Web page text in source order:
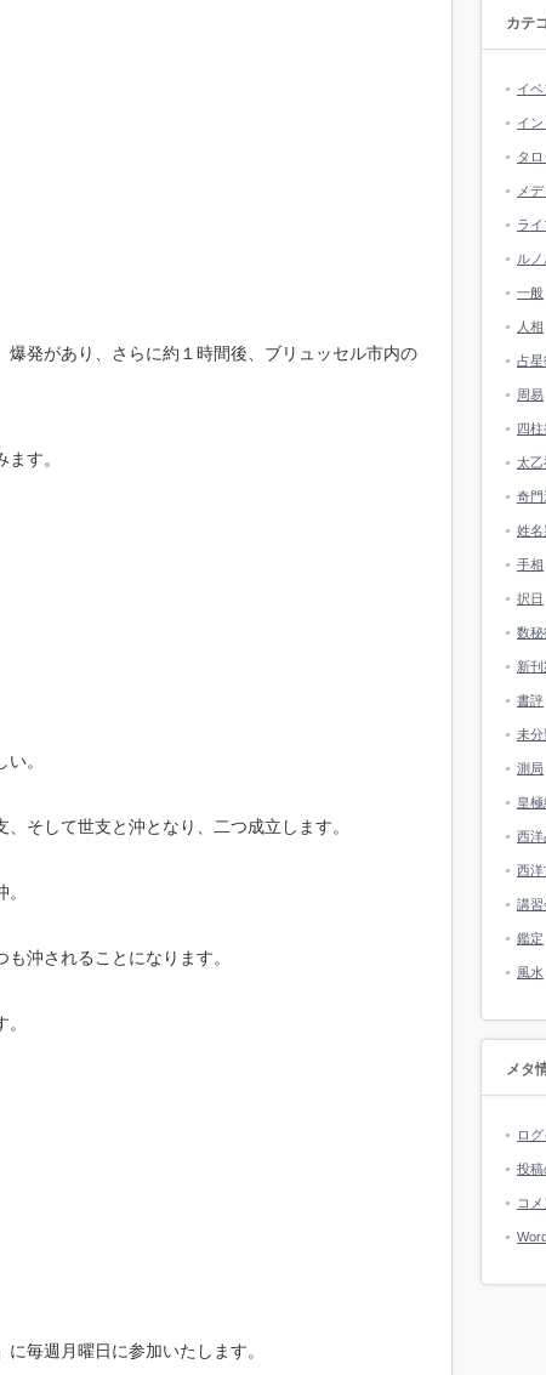
発があり、さらに約１時間後、ブリュッセル市内の
す。
。
そして世支と沖となり、二つ成立します。
沖されることになります。
毎週月曜日に参加いたします。
カテ
イベ
イ
タロ
メ
ラ
ル
一般
人相
占星
周易
四柱
太乙
奇門
姓名
手相
択日
数秘
新刊
書評
未分
測局
皇
西洋
西洋
講習
鑑定
風水
メタ
ロ
投稿
コ